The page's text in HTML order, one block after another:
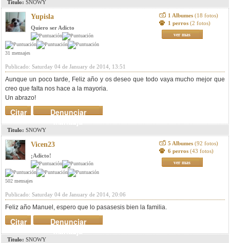
Titulo: SNOWY
Yupisla
Quiero ser Adicto
31 mensajes
1 Albumes (18 fotos)
1 perros (2 fotos)
ver mas
Publicado: Saturday 04 de January de 2014, 13:51
Aunque un poco tarde, Feliz año y os deseo que todo vaya mucho mejor que
creo que falta nos hace a la mayoria.
Un abrazo!
Denunciar
mensaje
Citar
Titulo: SNOWY
Vicen23
¡Adicto!
502 mensajes
5 Albumes (92 fotos)
6 perros (43 fotos)
ver mas
Publicado: Saturday 04 de January de 2014, 20:06
Feliz año Manuel, espero que lo pasasesis bien la familia.
Denunciar
mensaje
Citar
Titulo: SNOWY